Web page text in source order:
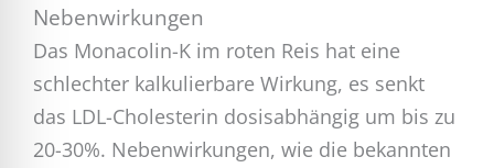
Nebenwirkungen
Das Monacolin-K im roten Reis hat eine
schlechter kalkulierbare Wirkung, es senkt
das LDL-Cholesterin dosisabhängig um bis zu
20-30%. Nebenwirkungen, wie die bekannten